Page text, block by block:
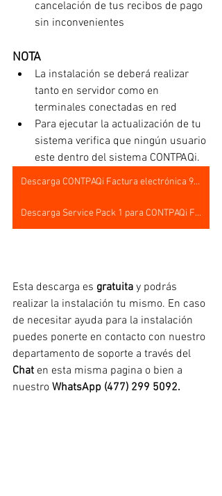
cancelación de tus recibos de pago
sin inconvenientes
NOTA
La instalación se deberá realizar
tanto en servidor como en
terminales conectadas en red
Para ejecutar la actualización de tu
sistema verifica que ningún usuario
este dentro del sistema CONTPAQi.
Descarga CONTPAQi Factura electrónica 9.3.0
Descarga Service Pack 1 para CONTPAQi Factura
Esta descarga es gratuita y podrás
realizar la instalación tu mismo. En caso
de necesitar ayuda para la instalación
puedes ponerte en contacto con nuestro
departamento de soporte a través del
Chat en esta misma pagina o bien a
nuestro WhatsApp (477) 299 5092.